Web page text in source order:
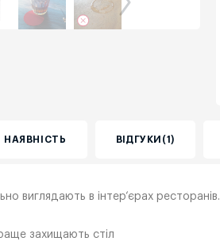
НАЯВНІСТЬ ВІДГУКИ(1)
виглядають в інтер‘єрах ресторанів.
захищають стіл